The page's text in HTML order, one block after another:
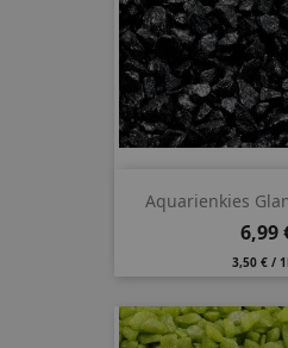
Aquarienkies
Preis
6,99
3,50 € /